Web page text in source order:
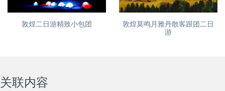
敦煌二日游精致小包团
敦煌莫鸣月雅丹散客跟团二日
游
关联内容